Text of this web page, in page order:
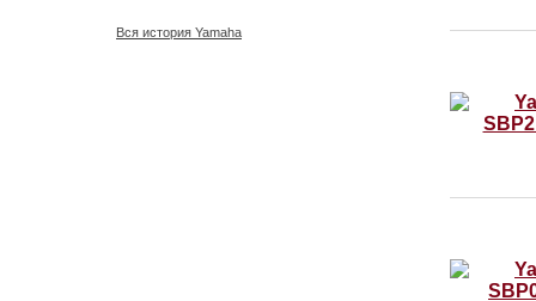
Вся история Yamaha